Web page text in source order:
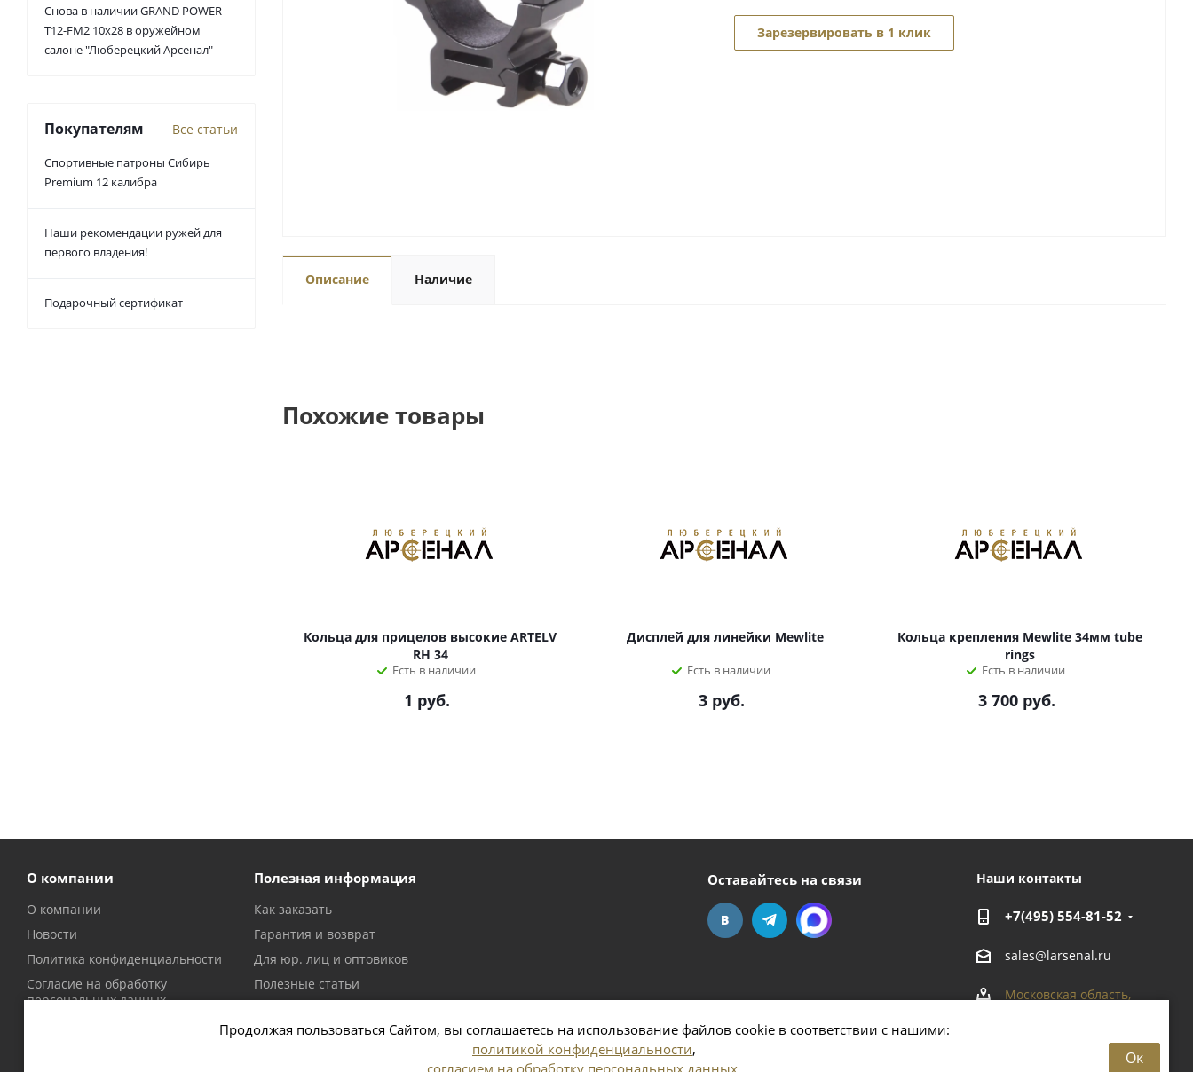
Продолжая пользоваться Сайтом, вы соглашаетесь на использование файлов cookie в соответствии с нашими:
политикой конфиденциальности,
согласием на обработку персональных данных
Ок
Зарезервировать в 1 клик
Описание Наличие
Похожие товары
Кольца для прицелов высокие ARTELV
RH 34
Есть в наличии
1 руб.
Дисплей для линейки Mewlite
Есть в наличии
3 руб.
Кольца крепления Mewlite 34мм tube
rings
Есть в наличии
3 700руб.
Снова в наличии GRAND POWER
T12-FM2 10x28 в оружейном
салоне "Люберецкий Арсенал"
Покупателям Все статьи
Спортивные патроны Сибирь
Premium 12 калибра
Наши рекомендации ружей для
первого владения!
Подарочный сертификат
О компании
О компании
Новости
Политика конфиденциальности
Согласие на обработку
персональных данных
Полезная информация
Как заказать
Гарантия и возврат
Для юр. лиц и оптовиков
Полезные статьи
Оставайтесь на связи Наши контакты
+7(495) 554-81-52
sales@larsenal.ru
Московская область,